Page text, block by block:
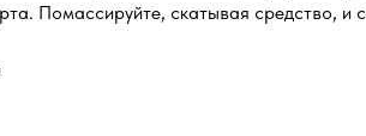
рта. Помассируйте, скатывая средство, и